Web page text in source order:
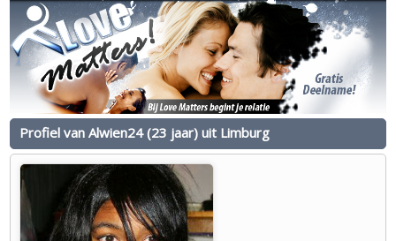
Profiel van Alwien24 (23 jaar) uit Limburg